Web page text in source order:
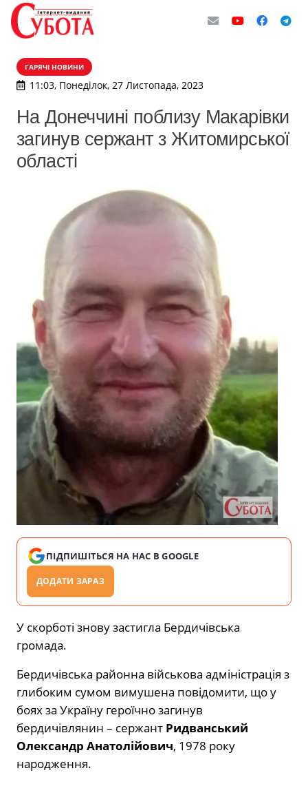
ГАРЯЧІ НОВИНИ
11:03, Понеділок, 27 Листопада, 2023
​На Донеччині поблизу Макарівки
загинув сержант з Житомирської
області
ПІДПИШІТЬСЯ НА НАС В GOOGLE
ДОДАТИ ЗАРАЗ
У скорботі знову застигла Бердичівська
громада.
Бердичівська районна військова адміністрація з
глибоким сумом вимушена повідомити, що у
боях за Україну героїчно загинув
бердичівлянин – сержант Ридванський
Олександр Анатолійович, 1978 року
народження.